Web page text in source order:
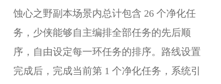
蚀心之野副本场景内总计包含 26 个净化任
务，少侠能够自主编排全部任务的先后顺
序，自由设定每一环任务的排序。路线设置
完成后，完成当前第 1 个净化任务，系统引